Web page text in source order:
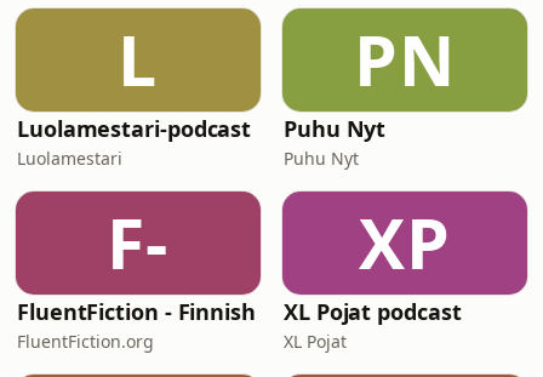
L
Luolamestari-podcast
Luolamestari
PN
Puhu Nyt
Puhu Nyt
F-
FluentFiction - Finnish
FluentFiction.org
XP
XL Pojat podcast
XL Pojat